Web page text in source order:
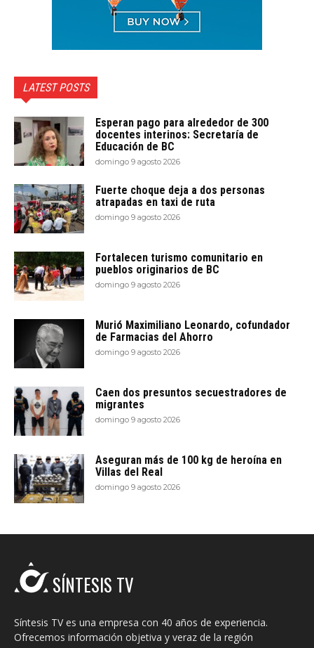
LATEST POSTS
Esperan pago para alrededor de 300
docentes interinos: Secretaría de
Educación de BC
domingo 9 agosto 2026
Fuerte choque deja a dos personas
atrapadas en taxi de ruta
domingo 9 agosto 2026
Fortalecen turismo comunitario en
pueblos originarios de BC
domingo 9 agosto 2026
Murió Maximiliano Leonardo, cofundador
de Farmacias del Ahorro
domingo 9 agosto 2026
Caen dos presuntos secuestradores de
migrantes
domingo 9 agosto 2026
Aseguran más de 100 kg de heroína en
Villas del Real
domingo 9 agosto 2026
SÍNTESIS TV
Síntesis TV es una empresa con 40 años de experiencia.
Ofrecemos información objetiva y veraz de la región